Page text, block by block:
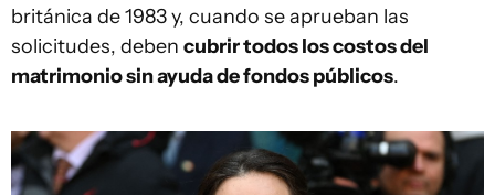
británica de 1983 y, cuando se aprueban las
solicitudes, deben cubrir todos los costos del
matrimonio sin ayuda de fondos públicos.